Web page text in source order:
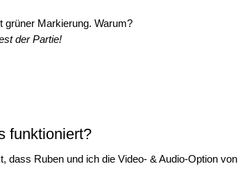
grüner Markierung. Warum?
der Partie!
funktioniert?
dass Ruben und ich die Video- & Audio-Option von